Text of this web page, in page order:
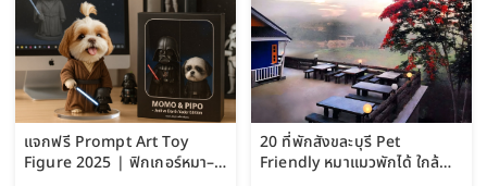
แจกฟรี Prompt Art Toy
Figure 2025 | ฟิกเกอร์หมา–
20 ที่พักสังขละบุรี Pet
Friendly หมาแมวพักได้ ใกล้